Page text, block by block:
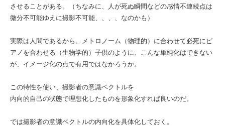
させることがある。（ちなみに、人が死ぬ瞬間などの感情不連続点は
微分不可能ゆえに撮影不可能、、、、なのかも）
実際は人間であるから、メトロノーム（物理的）に合わせて必死にピ
アノを合わせる（生物学的）子供のように、こんな単純化はできない
が、イメージ化の点で有用ではなかろうか。
この特性を使い、撮影者の意識ベクトルを
内向的自己の状態で理想化したものを形象化すれば良いのだ。
では撮影者の意識ベクトルの内向化を具体化しておく。